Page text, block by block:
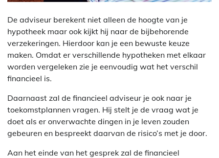
De adviseur berekent niet alleen de hoogte van je
hypotheek maar ook kijkt hij naar de bijbehorende
verzekeringen. Hierdoor kan je een bewuste keuze
maken. Omdat er verschillende hypotheken met elkaar
worden vergeleken zie je eenvoudig wat het verschil
financieel is.
Daarnaast zal de financieel adviseur je ook naar je
toekomstplannen vragen. Hij stelt je de vraag wat je
doet als er onverwachte dingen in je leven zouden
gebeuren en bespreekt daarvan de risico’s met je door.
Aan het einde van het gesprek zal de financieel